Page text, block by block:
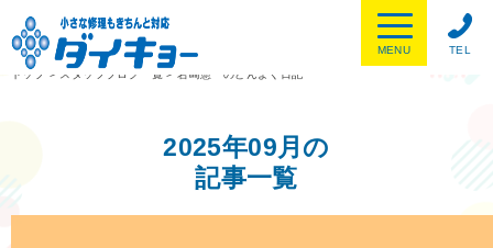
TEL
MENU
トップ
> スタッフブログ一覧 > 岩崎憲一のどんよく日記
2025年09月の
記事一覧